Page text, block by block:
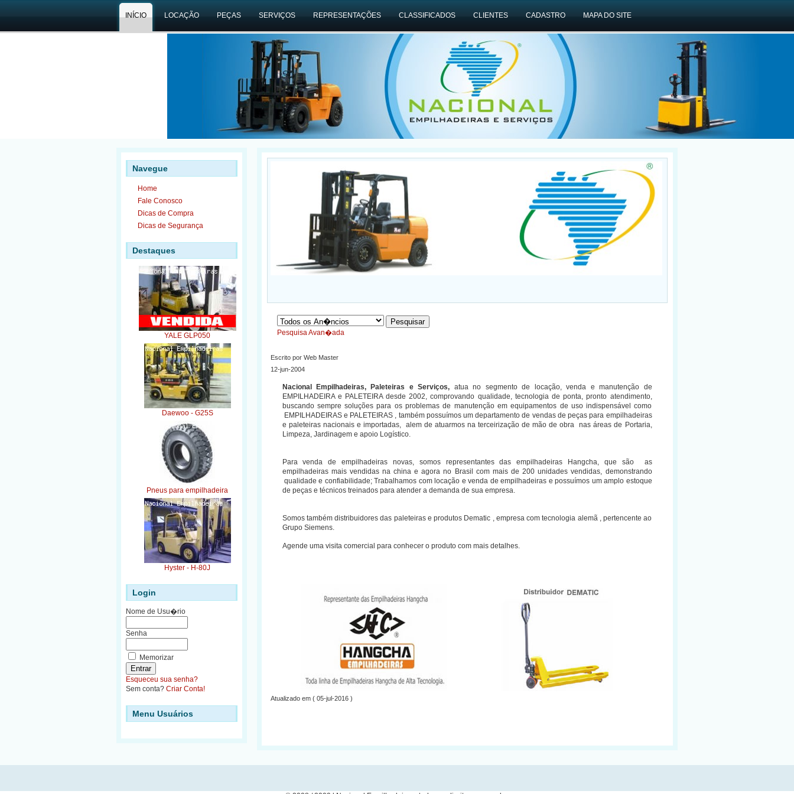
INÍCIO LOCAÇÃO PEÇAS SERVIÇOS REPRESENTAÇÕES CLASSIFICADOS CLIENTES CADASTRO MAPA DO SITE
Navegue
Home
Fale Conosco
Dicas de Compra
Dicas de Segurança
Destaques
YALE GLP050
Daewoo - G25S
Pneus para empilhadeira
Hyster - H-80J
Login
Nome de Usu�rio
Senha
Memorizar
Esqueceu sua senha?
Sem conta?Criar Conta!
Menu Usuários
Pesquisa Avan�ada
Escrito por Web Master
12-jun-2004
Nacional Empilhadeiras, Paleteiras e Serviços, atua no segmento de locação, venda e manutenção de
EMPILHADEIRA e PALETEIRA desde 2002, comprovando qualidade, tecnologia de ponta, pronto atendimento,
buscando sempre soluções para os problemas de manutenção em equipamentos de uso indispensável como
EMPILHADEIRAS e PALETEIRAS , também possuímos um departamento de vendas de peças para empilhadeiras
e paleteiras nacionais e importadas, alem de atuarmos na terceirização de mão de obra nas áreas de Portaria,
Limpeza, Jardinagem e apoio Logístico.
Para venda de empilhadeiras novas, somos representantes das empilhadeiras Hangcha, que são as
empilhadeiras mais vendidas na china e agora no Brasil com mais de 200 unidades vendidas, demonstrando
qualidade e confiabilidade; Trabalhamos com locação e venda de empilhadeiras e possuímos um amplo estoque
de peças e técnicos treinados para atender a demanda de sua empresa.
Somos também distribuidores das paleteiras e produtos Dematic , empresa com tecnologia alemã , pertencente ao
Grupo Siemens.
Agende uma visita comercial para conhecer o produto com mais detalhes.
Atualizado em ( 05-jul-2016 )